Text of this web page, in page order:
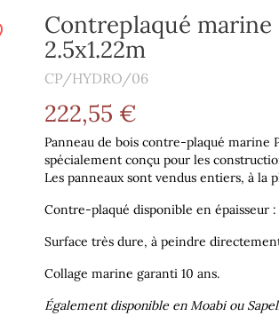
Contreplaqué marine
2.5x1.22m
CP/HYDRO/06
222,55 €
Panneau de bois contre-plaqué marine
spécialement conçu pour les
Les panneaux sont vendus entiers, à la
Contre-plaqué disponible en épaisseur
Surface très dure, à peindre
Collage marine garanti 10 ans.
Également disponible en Moabi ou